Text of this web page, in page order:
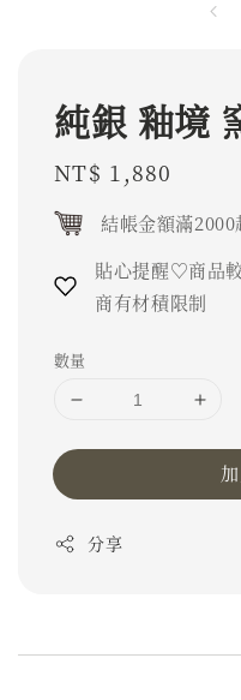
純銀 釉境
Regular
price
NT$ 1,880
結帳金額滿
貼心提醒♡商品
商有材積限制
數量
分享